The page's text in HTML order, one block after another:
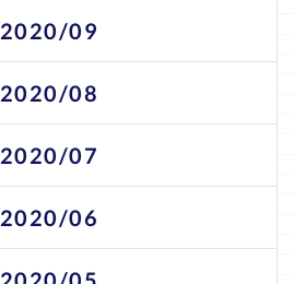
2020/09
2020/08
2020/07
2020/06